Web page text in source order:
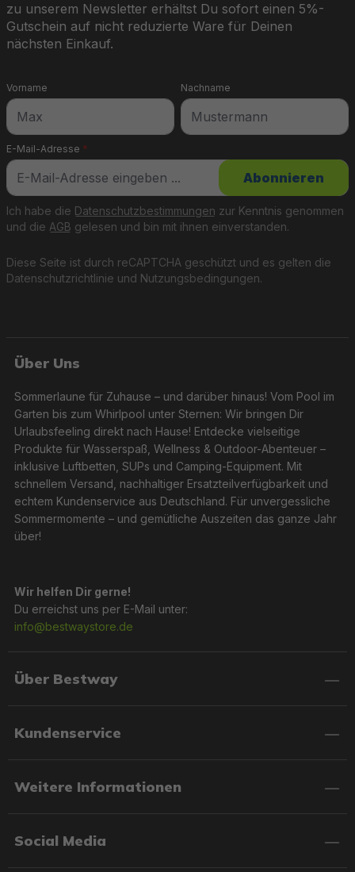
zu unserem Newsletter erhältst Du sofort einen 5%-
Gutschein auf nicht reduzierte Ware für Deinen
nächsten Einkauf.
E-Mail-Adresse *
Vorname Nachname
Diese Seite ist durch reCAPTCHA geschützt und es gelten die
Datenschutzrichtlinie und Nutzungsbedingungen.
Ich habe die Datenschutzbestimmungen zur Kenntnis genommen
und die AGB gelesen und bin mit ihnen einverstanden.
Abonnieren
Über Uns
Sommerlaune für Zuhause – und darüber hinaus! Vom Pool im
Garten bis zum Whirlpool unter Sternen: Wir bringen Dir
Urlaubsfeeling direkt nach Hause! Entdecke vielseitige
Produkte für Wasserspaß, Wellness & Outdoor-Abenteuer –
inklusive Luftbetten, SUPs und Camping-Equipment. Mit
schnellem Versand, nachhaltiger Ersatzteilverfügbarkeit und
echtem Kundenservice aus Deutschland. Für unvergessliche
Sommermomente – und gemütliche Auszeiten das ganze Jahr
über!
Wir helfen Dir gerne!
Du erreichst uns per E-Mail unter:
info@bestwaystore.de
Über Bestway
Kundenservice
Weitere Informationen
Social Media